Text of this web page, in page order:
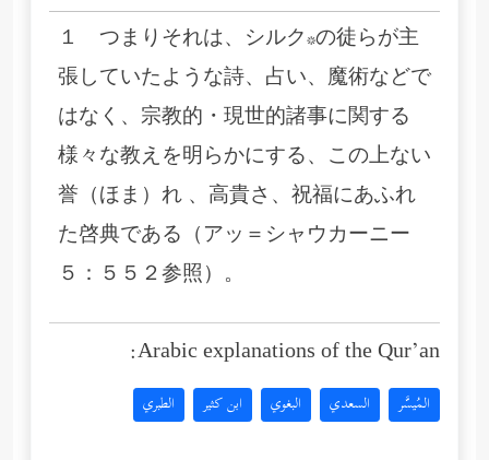
１ つまりそれは、シルク*の徒らが主
張していたような詩、占い、魔術などで
はなく、宗教的・現世的諸事に関する
様々な教えを明らかにする、この上ない
誉（ほま）れ 、高貴さ、祝福にあふれ
た啓典である（アッ＝シャウカーニー
５：５５２参照）。
Arabic explanations of the Qur’an:
المُيسَّر السعدي البغوي ابن كثير الطبري